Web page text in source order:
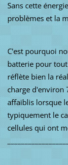
Sans cette
problèmes et la
C'est pourquoi
batterie pour
réflète bien la
charge d'environ
affaiblis lorsque
typiquement le
cellules qui ont